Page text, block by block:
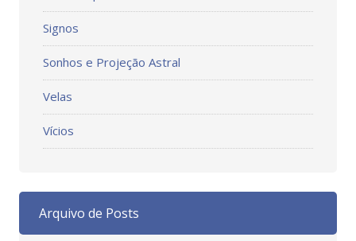
Signos
Sonhos e Projeção Astral
Velas
Vícios
Arquivo de Posts